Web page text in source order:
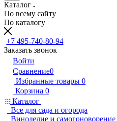
Каталог
По всему сайту
По каталогу
+7 495-740-80-94
Заказать звонок
Войти
Сравнение0
Избранные товары 0
Корзина 0
Каталог
Все для сада и огорода
Виноделие и самогоноворение